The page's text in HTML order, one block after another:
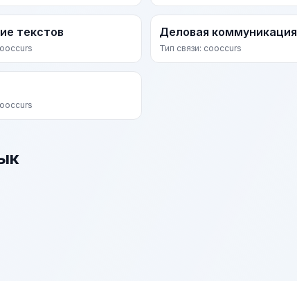
текстов Деловая коммуникация
Тип связи: cooccurs